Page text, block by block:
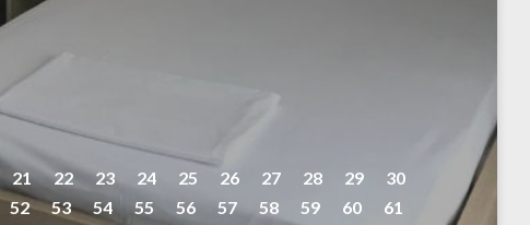
21 22 23 24 25 26 27 28 29
30
52 53 54 55 56 57 58 59 60
61